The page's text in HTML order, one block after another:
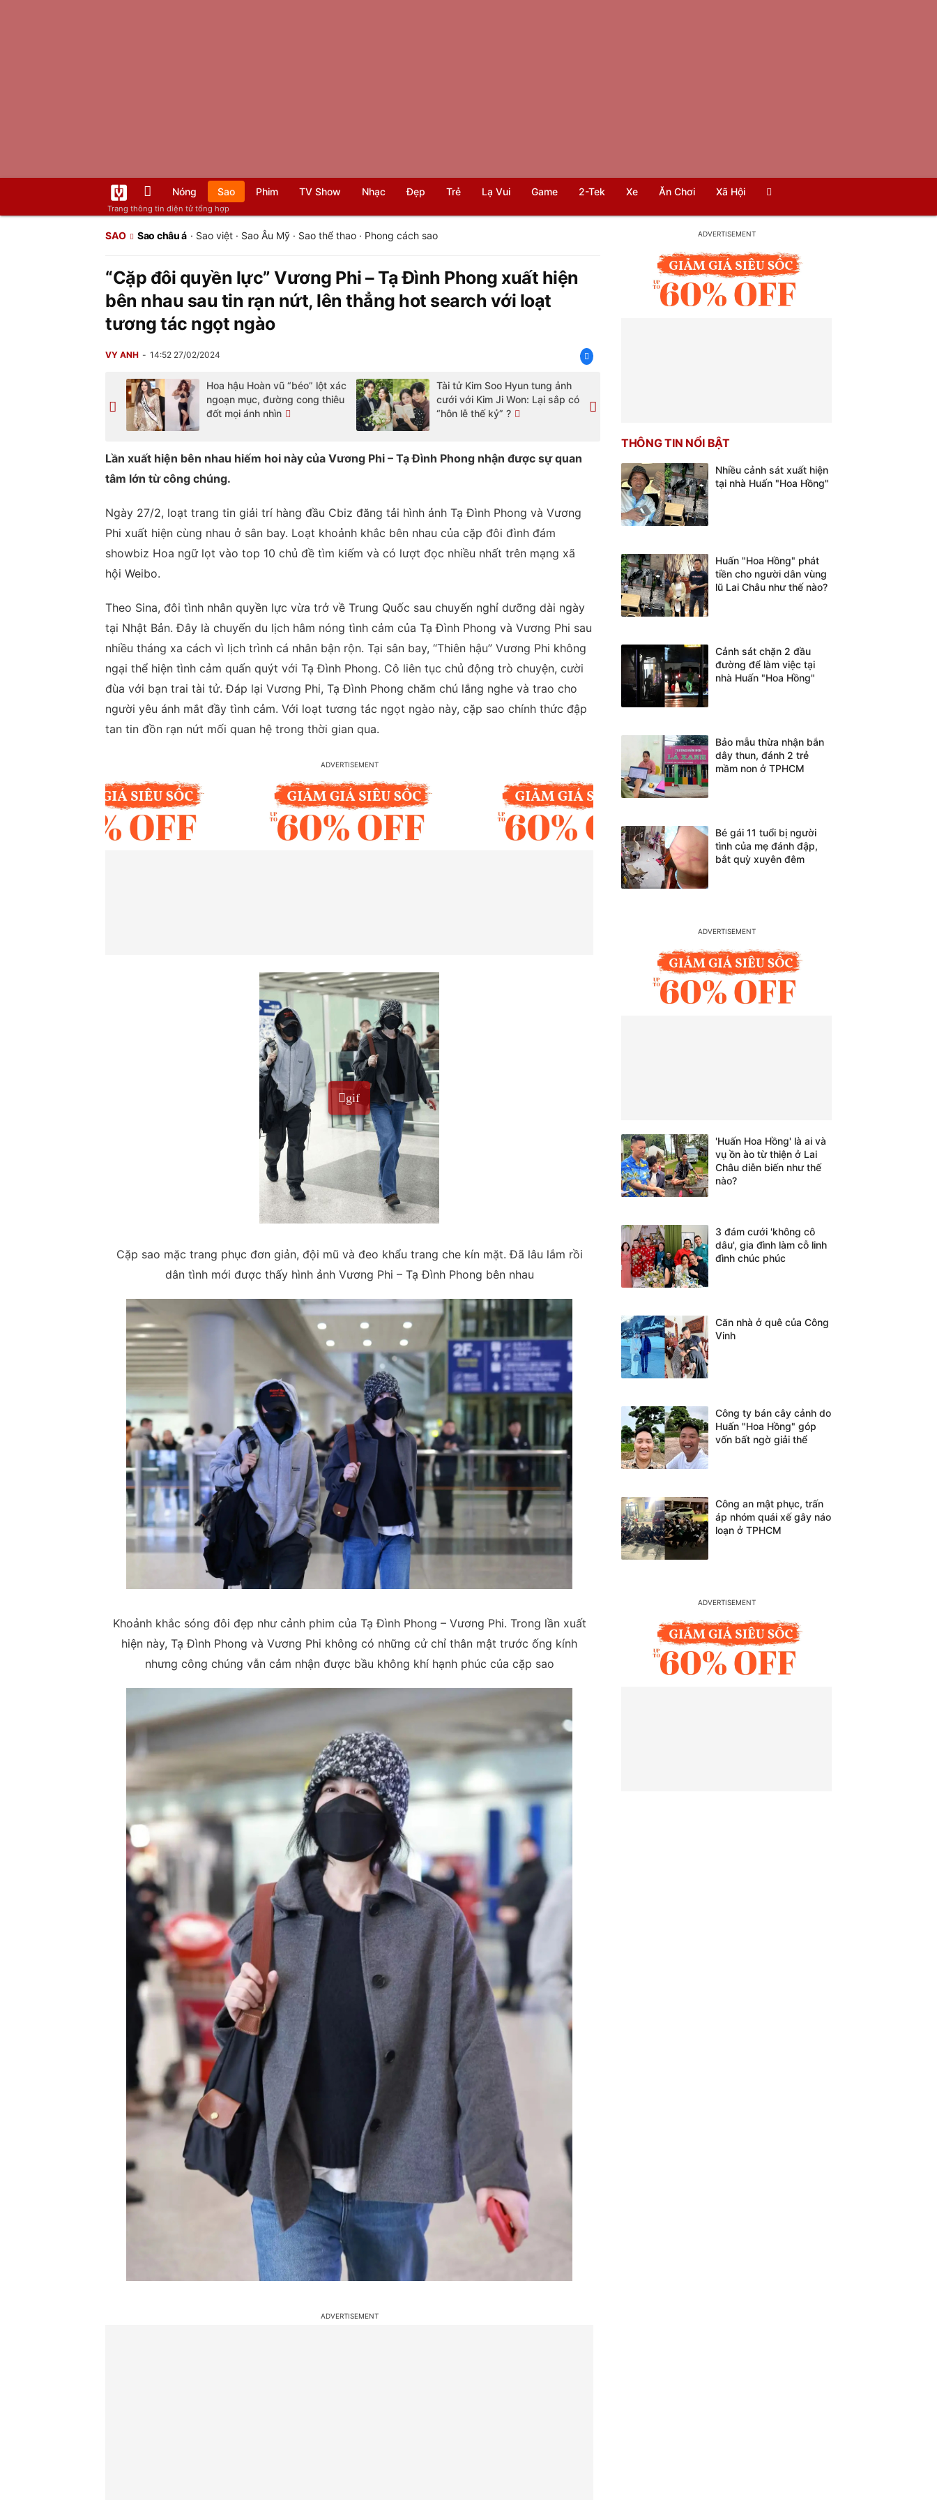
Trang thông tin điện tử tổng hợp
Nóng Sao Phim TV Show Nhạc Đẹp Trẻ Lạ Vui Game 2-Tek Xe Ăn Chơi Xã Hội
SAO Sao châu á · Sao việt · Sao Âu Mỹ · Sao thể thao · Phong cách sao
“Cặp đôi quyền lực” Vương Phi – Tạ Đình Phong xuất hiện
bên nhau sau tin rạn nứt, lên thẳng hot search với loạt
tương tác ngọt ngào
VY ANH 14:52 27/02/2024
Hoa hậu Hoàn vũ “béo” lột xác
ngoạn mục, đường cong thiêu
đốt mọi ánh nhìn
Tài tử Kim Soo Hyun tung ảnh
cưới với Kim Ji Won: Lại sắp có
“hôn lễ thế kỷ” ?
Lần xuất hiện bên nhau hiếm hoi này của Vương Phi – Tạ Đình Phong nhận được sự quan
tâm lớn từ công chúng.
Ngày 27/2, loạt trang tin giải trí hàng đầu Cbiz đăng tải hình ảnh Tạ Đình Phong và Vương
Phi xuất hiện cùng nhau ở sân bay. Loạt khoảnh khắc bên nhau của cặp đôi đình đám
showbiz Hoa ngữ lọt vào top 10 chủ đề tìm kiếm và có lượt đọc nhiều nhất trên mạng xã
hội Weibo.
Theo Sina, đôi tình nhân quyền lực vừa trở về Trung Quốc sau chuyến nghỉ dưỡng dài ngày
tại Nhật Bản. Đây là chuyến du lịch hâm nóng tình cảm của Tạ Đình Phong và Vương Phi sau
nhiều tháng xa cách vì lịch trình cá nhân bận rộn. Tại sân bay, “Thiên hậu” Vương Phi không
ngại thể hiện tình cảm quấn quýt với Tạ Đình Phong. Cô liên tục chủ động trò chuyện, cười
đùa với bạn trai tài tử. Đáp lại Vương Phi, Tạ Đình Phong chăm chú lắng nghe và trao cho
người yêu ánh mắt đầy tình cảm. Với loạt tương tác ngọt ngào này, cặp sao chính thức đập
tan tin đồn rạn nứt mối quan hệ trong thời gian qua.
Cặp sao mặc trang phục đơn giản, đội mũ và đeo khẩu trang che kín mặt. Đã lâu lắm rồi
dân tình mới được thấy hình ảnh Vương Phi – Tạ Đình Phong bên nhau
Khoảnh khắc sóng đôi đẹp như cảnh phim của Tạ Đình Phong – Vương Phi. Trong lần xuất
hiện này, Tạ Đình Phong và Vương Phi không có những cử chỉ thân mật trước ống kính
nhưng công chúng vẫn cảm nhận được bầu không khí hạnh phúc của cặp sao
THÔNG TIN NỔI BẬT
Nhiều cảnh sát xuất hiện
tại nhà Huấn "Hoa Hồng"
Huấn "Hoa Hồng" phát
tiền cho người dân vùng
lũ Lai Châu như thế nào?
Cảnh sát chặn 2 đầu
đường để làm việc tại
nhà Huấn "Hoa Hồng"
Bảo mẫu thừa nhận bắn
dây thun, đánh 2 trẻ
mầm non ở TPHCM
Bé gái 11 tuổi bị người
tình của mẹ đánh đập,
bắt quỳ xuyên đêm
'Huấn Hoa Hồng' là ai và
vụ ồn ào từ thiện ở Lai
Châu diễn biến như thế
nào?
3 đám cưới 'không cô
dâu', gia đình làm cỗ linh
đình chúc phúc
Căn nhà ở quê của Công
Vinh
Công ty bán cây cảnh do
Huấn "Hoa Hồng" góp
vốn bất ngờ giải thể
Công an mật phục, trấn
áp nhóm quái xế gây náo
loạn ở TPHCM